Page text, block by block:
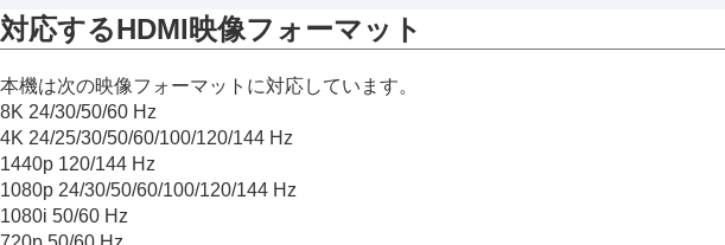
音楽／音声を再生する
テレビと連携して使う
アプリから本機の設定を変更する
困ったときは
主な仕様
対応するHDMI映像フォーマット
本機は次の映像フォーマットに対応しています。
8K 24/30/50/60 Hz
4K 24/25/30/50/60/100/120/144 Hz
1440p 120/144 Hz
1080p 24/30/50/60/100/120/144 Hz
1080i 50/60 Hz